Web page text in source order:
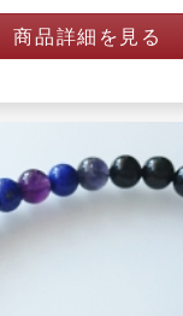
商品詳細を見る